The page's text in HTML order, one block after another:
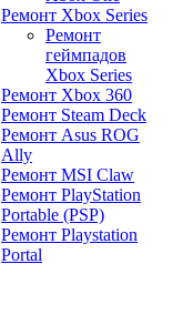
Ремонт Xbox Series
Ремонт
геймпадов
Xbox Series
Ремонт Xbox 360
Ремонт Steam Deck
Ремонт Asus ROG
Ally
Ремонт MSI Claw
Ремонт PlayStation
Portable (PSP)
Ремонт Playstation
Portal